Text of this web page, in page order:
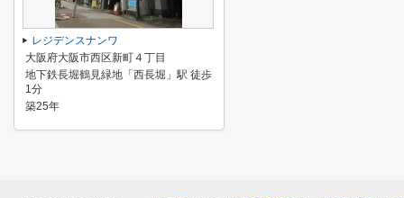
レジデンスナンワ
大阪府大阪市西区新町４丁目
地下鉄長堀鶴見緑地「西長堀」駅 徒歩
1分
築25年